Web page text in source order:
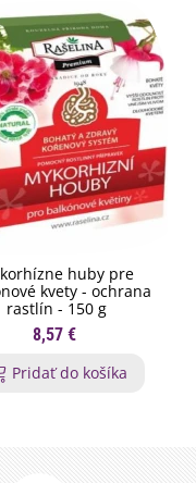
huby pre
kvety - ochrana
rastlín - 150 g
8,57 €
Pridať do košíka